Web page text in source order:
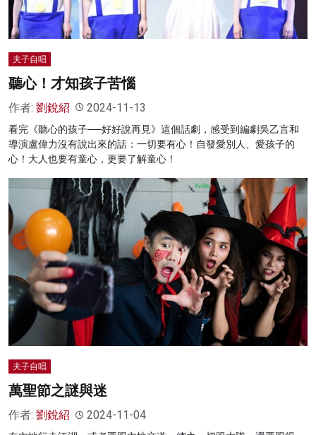
夫子自唱
聽心！才知孩子苦惱
作者: 劉銳紹 2024-11-13
看完《聽心的孩子──好好說再見》這個話劇，感受到編劇吳乙言和
導演盧偉力沒有說出來的話：一切要有心！自發愛別人、愛孩子的
心！大人也要有童心，更要了解童心！
夫子自唱
萬聖節之謎與迷
作者: 劉銳紹 2024-11-04